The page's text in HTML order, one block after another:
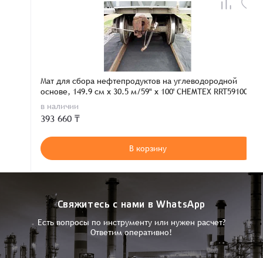
Мат для сбора нефтепродуктов на углеводородной
основе, 149.9 см x 30.5 м/59" x 100' CHEMTEX RRT59100
в наличии
393 660 ₸
В корзину
Свяжитесь с нами в WhatsApp
Есть вопросы по инструменту или нужен расчет?
Ответим оперативно!